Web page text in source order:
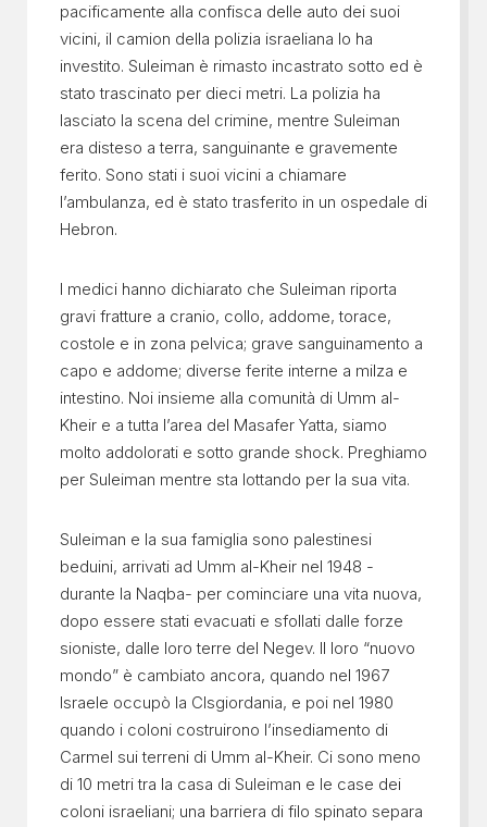
pacificamente alla confisca delle auto dei suoi
vicini, il camion della polizia israeliana lo ha
investito. Suleiman è rimasto incastrato sotto ed è
stato trascinato per dieci metri. La polizia ha
lasciato la scena del crimine, mentre Suleiman
era disteso a terra, sanguinante e gravemente
ferito. Sono stati i suoi vicini a chiamare
l’ambulanza, ed è stato trasferito in un ospedale di
Hebron.
I medici hanno dichiarato che Suleiman riporta
gravi fratture a cranio, collo, addome, torace,
costole e in zona pelvica; grave sanguinamento a
capo e addome; diverse ferite interne a milza e
intestino. Noi insieme alla comunità di Umm al-
Kheir e a tutta l’area del Masafer Yatta, siamo
molto addolorati e sotto grande shock. Preghiamo
per Suleiman mentre sta lottando per la sua vita.
Suleiman e la sua famiglia sono palestinesi
beduini, arrivati ad Umm al-Kheir nel 1948 -
durante la Naqba- per cominciare una vita nuova,
dopo essere stati evacuati e sfollati dalle forze
sioniste, dalle loro terre del Negev. Il loro “nuovo
mondo” è cambiato ancora, quando nel 1967
Israele occupò la CIsgiordania, e poi nel 1980
quando i coloni costruirono l’insediamento di
Carmel sui terreni di Umm al-Kheir. Ci sono meno
di 10 metri tra la casa di Suleiman e le case dei
coloni israeliani; una barriera di filo spinato separa